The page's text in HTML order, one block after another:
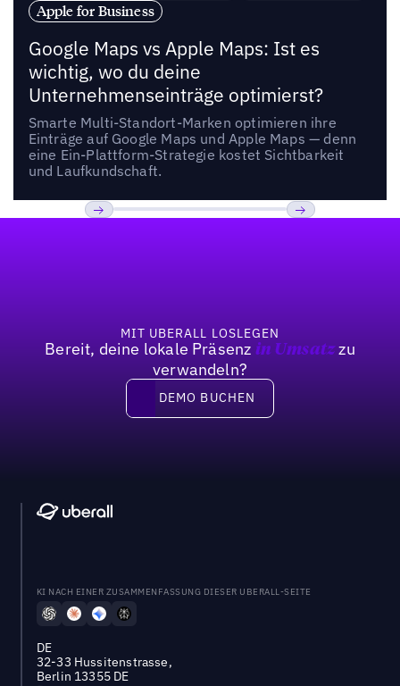
Apple for Business
Google Maps vs Apple Maps: Ist es
wichtig, wo du deine
Unternehmenseinträge optimierst?
Smarte Multi-Standort-Marken optimieren ihre
Einträge auf Google Maps und Apple Maps — denn
eine Ein-Plattform-Strategie kostet Sichtbarkeit
und Laufkundschaft.
MIT UBERALL LOSLEGEN
Bereit, deine lokale Präsenz in Umsatzzu
verwandeln?
DEMO BUCHEN
DEMO BUCHEN
KI NACH EINER ZUSAMMENFASSUNG DIESER UBERALL-SEITE
DE
32-33 Hussitenstrasse,
Berlin 13355 DE